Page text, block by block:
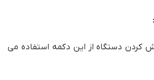
کردن دستگاه از این دکمه استفاده می